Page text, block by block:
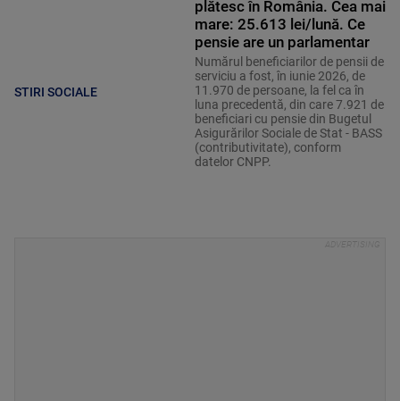
STIRI SOCIALE
plătesc în România. Cea mai
mare: 25.613 lei/lună. Ce
pensie are un parlamentar
Numărul beneficiarilor de pensii de
serviciu a fost, în iunie 2026, de
11.970 de persoane, la fel ca în
luna precedentă, din care 7.921 de
beneficiari cu pensie din Bugetul
Asigurărilor Sociale de Stat - BASS
(contributivitate), conform
datelor CNPP.